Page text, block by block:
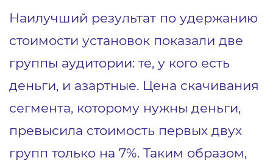
Наилучший результат по удержанию
стоимости установок показали две
группы аудитории: те, у кого есть
деньги, и азартные. Цена скачивания
сегмента, которому нужны деньги,
превысила стоимость первых двух
групп только на 7%. Таким образом,